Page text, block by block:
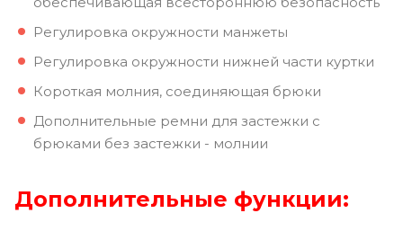
Регулировка окружности манжеты
Регулировка окружности нижней части куртки
Короткая молния, соединяющая брюки
Дополнительные ремни для застежки с
брюками без застежки - молнии
Дополнительные функции: